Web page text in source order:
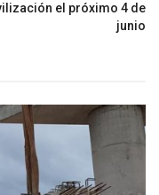
el próximo 4 de
junio